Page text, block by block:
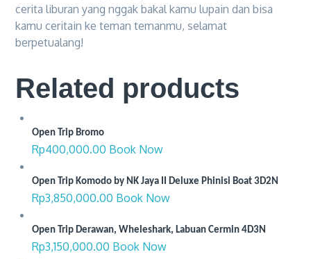
cerita liburan yang nggak bakal kamu lupain dan bisa
kamu ceritain ke teman temanmu, selamat
berpetualang!
Related products
Open Trip Bromo
Rp400,000.00 Book Now
Open Trip Komodo by NK Jaya II Deluxe Phinisi Boat 3D2N
Rp3,850,000.00 Book Now
Open Trip Derawan, Wheleshark, Labuan Cermin 4D3N
Rp3,150,000.00 Book Now